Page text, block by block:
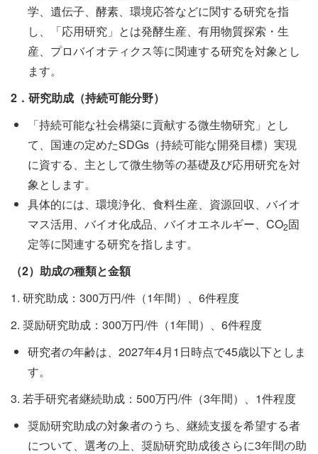
学、遺伝子、酵素、環境応答などに関する研究を指
し、「応用研究」とは発酵生産、有用物質探索・生
産、プロバイオティクス等に関連する研究を対象とし
ます。
2 ．研究助成（持続可能分野）
「持続可能な社会構築に貢献する微生物研究」とし
て、国連の定めたSDGs（持続可能な開発目標）実現
に資する、主として微生物等の基礎及び応用研究を対
象とします。
具体的には、環境浄化、食料生産、資源回収、バイオ
マス活用、バイオ化成品、バイオエネルギー、CO2固
定等に関連する研究を指します。
（2）助成の種類と金額
1. 研究助成：300万円/件（1年間）、6件程度
2. 奨励研究助成：300万円/件（1年間）、6件程度
研究者の年齢は、2027年4月1日時点で45歳以下としま
す。
3. 若手研究者継続助成：500万円/件（3年間）、1件程度
奨励研究助成の対象者のうち、継続支援を希望する者
について、選考の上、奨励研究助成後さらに3年間の助